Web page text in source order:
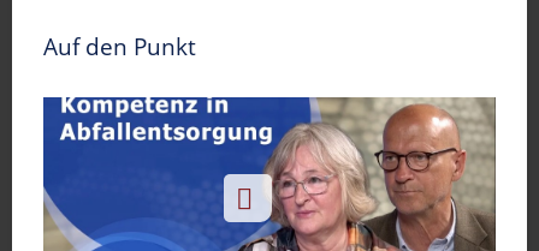
Auf den Punkt